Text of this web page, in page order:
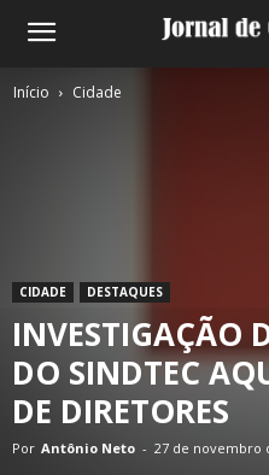
Início Cidade
CIDADE DESTAQUES
INVESTIGAÇÃO
DO SINDTEC
DE DIRETORES
Por Antônio Neto - 27 de novembro